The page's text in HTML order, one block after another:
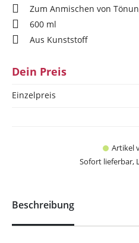
Zum Anmischen von
600 ml
Aus Kunststoff
Dein Preis
Einzelpreis
Artikel
Sofort lieferbar,
Beschreibung